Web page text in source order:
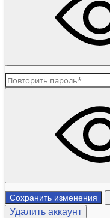
Сохранить изменения
Удалить аккаунт